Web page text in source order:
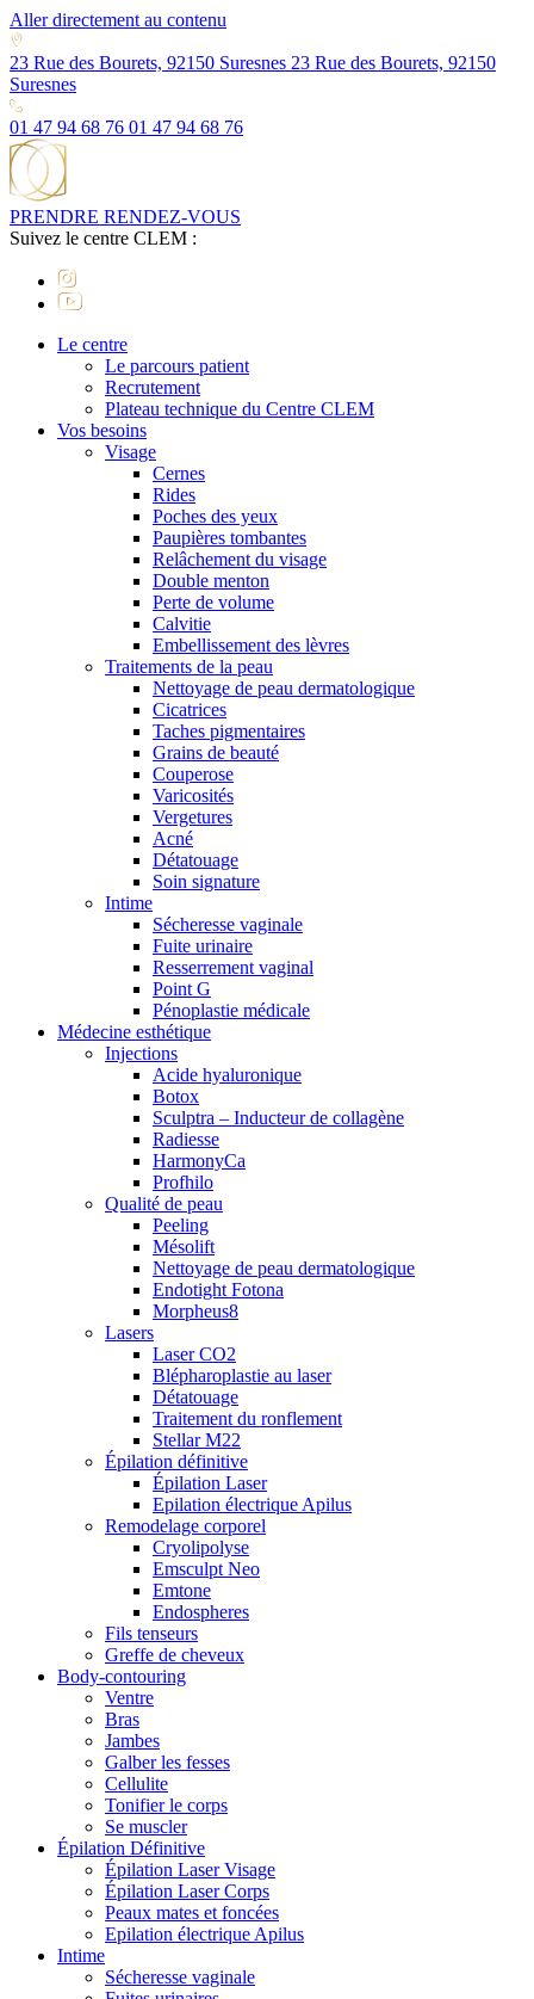
Aller directement au contenu
23 Rue des Bourets, 92150 Suresnes 23 Rue des Bourets, 92150
Suresnes
01 47 94 68 76 01 47 94 68 76
PRENDRE RENDEZ-VOUS
Suivez le centre CLEM :
Le centre
Le parcours patient
Recrutement
Plateau technique du Centre CLEM
Vos besoins
Visage
Cernes
Rides
Poches des yeux
Paupières tombantes
Relâchement du visage
Double menton
Perte de volume
Calvitie
Embellissement des lèvres
Traitements de la peau
Nettoyage de peau dermatologique
Cicatrices
Taches pigmentaires
Grains de beauté
Couperose
Varicosités
Vergetures
Acné
Détatouage
Soin signature
Intime
Sécheresse vaginale
Fuite urinaire
Resserrement vaginal
Point G
Pénoplastie médicale
Médecine esthétique
Injections
Acide hyaluronique
Botox
Sculptra – Inducteur de collagène
Radiesse
HarmonyCa
Profhilo
Qualité de peau
Peeling
Mésolift
Nettoyage de peau dermatologique
Endotight Fotona
Morpheus8
Lasers
Laser CO2
Blépharoplastie au laser
Détatouage
Traitement du ronflement
Stellar M22
Épilation définitive
Épilation Laser
Epilation électrique Apilus
Remodelage corporel
Cryolipolyse
Emsculpt Neo
Emtone
Endospheres
Fils tenseurs
Greffe de cheveux
Body-contouring
Ventre
Bras
Jambes
Galber les fesses
Cellulite
Tonifier le corps
Se muscler
Épilation Définitive
Épilation Laser Visage
Épilation Laser Corps
Peaux mates et foncées
Epilation électrique Apilus
Intime
Sécheresse vaginale